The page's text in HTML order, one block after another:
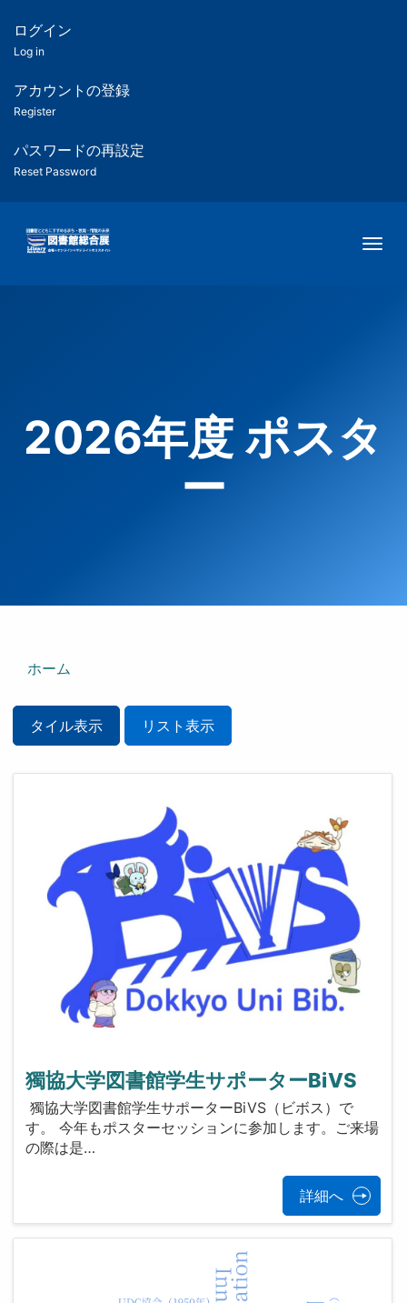
ツ
匿
名
ユ
ー
ー
用
メ
ログイン
Log in
アカウントの登録
Register
パスワードの再設定
Reset Password
2026年度 ポスタ
ー
ホーム
タイル表示 リスト表示
獨協大学図書館学生サポーターBiVS
獨協大学図書館学生サポーターBiVS（ビボス）で
す。 今年もポスターセッションに参加します。ご来場
の際は是…
詳細へ